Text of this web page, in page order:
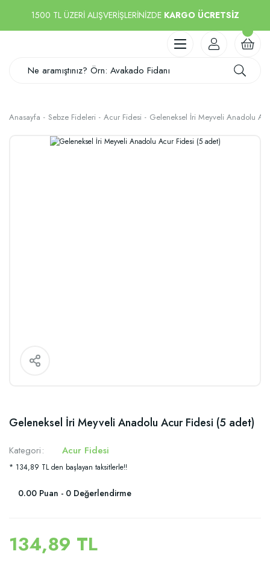
1500 TL ÜZERİ ALIŞVERİŞLERİNİZDE KARGO ÜCRETSİZ
Anasayfa Sebze Fideleri Acur Fidesi Geleneksel İri Meyveli Anadolu
Geleneksel İri Meyveli Anadolu Acur Fidesi (5 adet)
Kategori Acur Fidesi
* 134,89 TL den başlayan taksitlerle!!
0.00 Puan - 0 Değerlendirme
134,89 TL